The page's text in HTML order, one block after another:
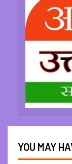
YOU MAY